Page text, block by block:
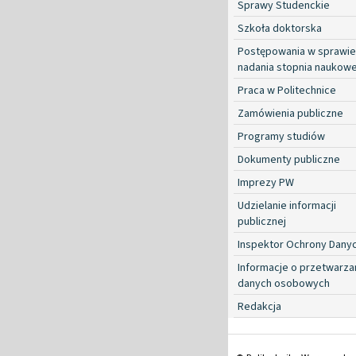
Sprawy Studenckie
Szkoła doktorska
Postępowania w sprawie
nadania stopnia
Praca w Politechnice
Zamówienia publiczne
Programy studiów
Dokumenty publiczne
Imprezy PW
Udzielanie informacji
publicznej
Inspektor Ochrony
Informacje o
danych osobowych
Redakcja